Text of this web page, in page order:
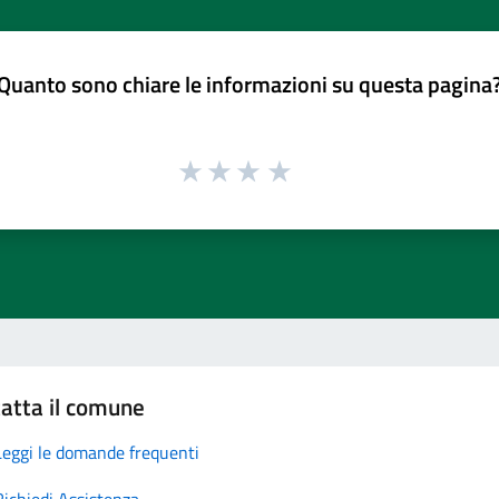
sono chiare le informazioni su questa
il comune
le domande frequenti